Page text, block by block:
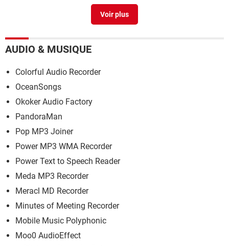
Forum Réseau
AUDIO & MUSIQUE
Colorful Audio Recorder
OceanSongs
Okoker Audio Factory
PandoraMan
Pop MP3 Joiner
Power MP3 WMA Recorder
Power Text to Speech Reader
Meda MP3 Recorder
Meracl MD Recorder
Minutes of Meeting Recorder
Mobile Music Polyphonic
Moo0 AudioEffect